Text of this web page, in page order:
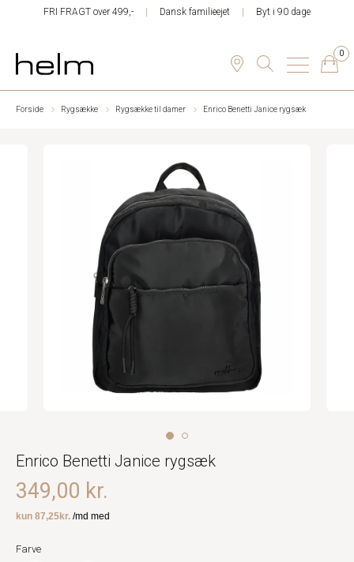
FRI FRAGT over 499,- Dansk familieejet Byt i 90 dage
0
Forside Rygsække Rygsække til damer Enrico Benetti Janice rygsæk
Enrico Benetti Janice rygsæk
349,00 kr.
Farve